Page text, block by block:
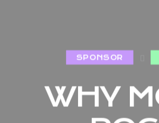
SPONSOR
WHY